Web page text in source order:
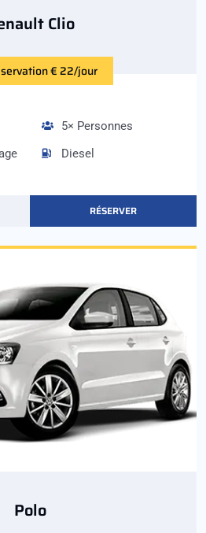
Clio
€ 22/jour
5× Personnes
Diesel
RÉSERVER
Polo